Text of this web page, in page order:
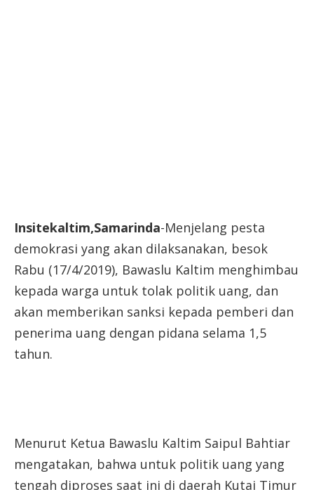
Insitekaltim,Samarinda-Menjelang pesta
demokrasi yang akan dilaksanakan, besok
Rabu (17/4/2019), Bawaslu Kaltim menghimbau
kepada warga untuk tolak politik uang, dan
akan memberikan sanksi kepada pemberi dan
penerima uang dengan pidana selama 1,5
tahun.
Menurut Ketua Bawaslu Kaltim Saipul Bahtiar
mengatakan, bahwa untuk politik uang yang
tengah diproses saat ini di daerah Kutai Timur